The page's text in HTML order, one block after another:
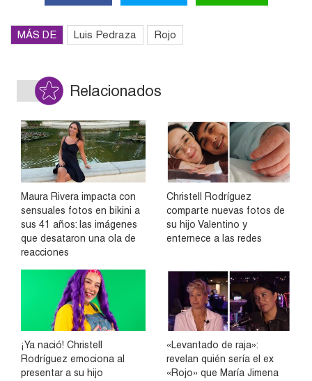
MÁS DE Luis Pedraza Rojo
Relacionados
Maura Rivera impacta con
sensuales fotos en bikini a
sus 41 años: las imágenes
que desataron una ola de
reacciones
Christell Rodríguez
comparte nuevas fotos de
su hijo Valentino y
enternece a las redes
¡Ya nació! Christell
Rodríguez emociona al
presentar a su hijo
«Levantado de raja»:
revelan quién sería el ex
«Rojo» que María Jimena